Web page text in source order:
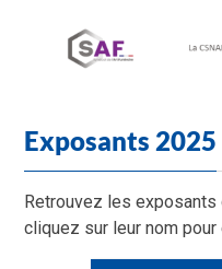
Exposants 2025
Retrouvez les exposants
cliquez sur leur nom pour